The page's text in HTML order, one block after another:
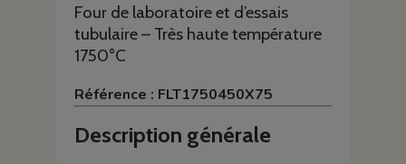
Four de laboratoire et d’essais
tubulaire – Très haute température
1750°C
Référence : FLT1750450X75
Description générale